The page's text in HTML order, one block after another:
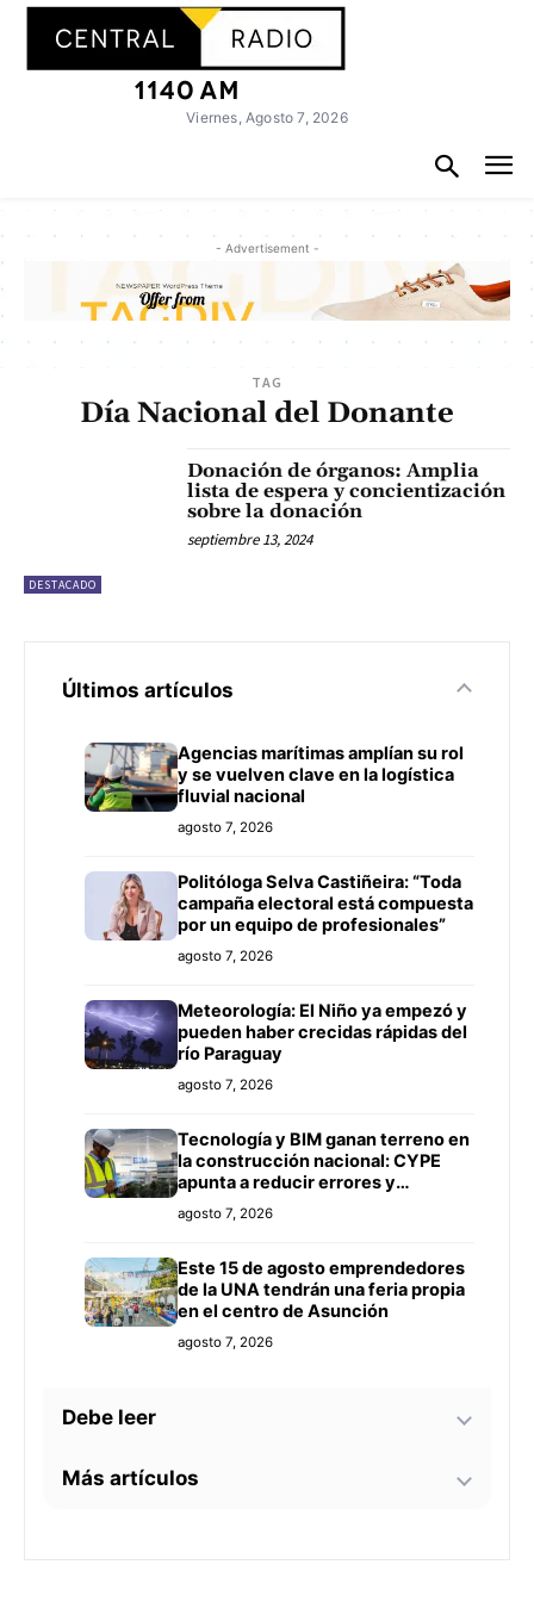
Viernes, Agosto 7, 2026
- Advertisement -
TAG
Día Nacional del Donante
DESTACADO
Donación de órganos: Amplia
lista de espera y concientización
sobre la donación
septiembre 13, 2024
Últimos artículos
Agencias marítimas amplían su rol
y se vuelven clave en la logística
fluvial nacional
agosto 7, 2026
Politóloga Selva Castiñeira: “Toda
campaña electoral está compuesta
por un equipo de profesionales”
agosto 7, 2026
Meteorología: El Niño ya empezó y
pueden haber crecidas rápidas del
río Paraguay
agosto 7, 2026
Tecnología y BIM ganan terreno en
la construcción nacional: CYPE
apunta a reducir errores y
sobrecostos
agosto 7, 2026
Este 15 de agosto emprendedores
de la UNA tendrán una feria propia
en el centro de Asunción
agosto 7, 2026
Debe leer
México avanza en apertura de su
Más artículos